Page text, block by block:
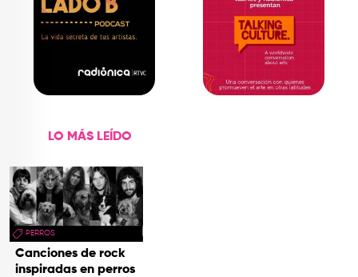
LO MÁS LEÍDO
PERROS
Canciones de rock
inspiradas en perros